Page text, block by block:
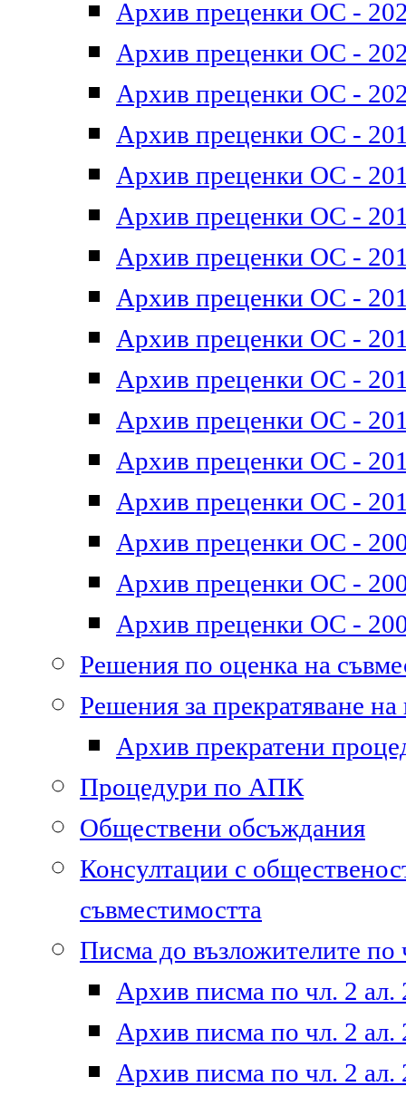
Архив преценки ОС -
Архив преценки ОС -
Архив преценки ОС -
Архив преценки ОС -
Архив преценки ОС -
Архив преценки ОС -
Архив преценки ОС -
Архив преценки ОС -
Архив преценки ОС -
Архив преценки ОС -
Архив преценки ОС -
Архив преценки ОС -
Архив преценки ОС -
Архив преценки ОС -
Архив преценки ОС -
Архив преценки ОС -
Решения по оценка на
Решения за прекратяване
Архив прекратени
Процедури по АПК
Обществени обсъждания
Консултации с
съвместимостта
Писма до възложителите по
Архив писма по чл. 2 ал.
Архив писма по чл. 2 ал.
Архив писма по чл. 2 ал.